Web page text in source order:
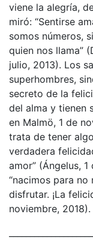
viene la alegría,
miró: “Sentirse
somos números,
quien nos llama”
julio, 2013). Los
superhombres,
secreto de la
del alma y tienen
en Malmö, 1 de
trata de tener
verdadera
amor” (Ángelus,
“nacimos para no
disfrutar. ¡La
noviembre, 2018).